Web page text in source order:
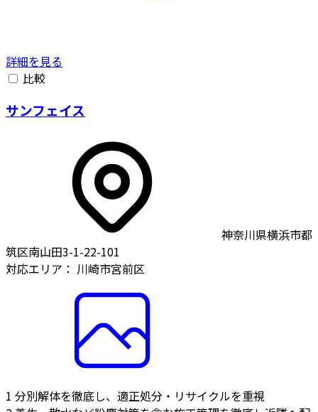
詳細を見る
比較
サンフェイス
神奈川県横浜市都
筑区南山田3-1-22-101
対応エリア： 川崎市宮前区
1 分別解体を徹底し、適正処分・リサイクルを重視